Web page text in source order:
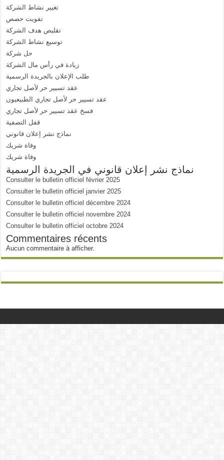
تغيير نشاط الشركة
تفويت حصص
تقليص هدف الشركة
توسيع نشاط الشركة
حل شركة
زيادة في رأس مال الشركة
طلب الإعلان بالجريدة الرسمية
عقد تسيير حر لأصل تجاري
عقد تسيير حر لأصل تجاري الطبيعيون
فسخ عقد تسيير حر لأصل تجاري
قفل التصفية
نماذج نشر إعلان قانوني
وفاة شريك
وفاة شريك
نماذج نشر إعلان قانوني في الجريدة الرسمية
Consulter le bulletin officiel février 2025
Consulter le bulletin officiel janvier 2025
Consulter le bulletin officiel décembre 2024
Consulter le bulletin officiel novembre 2024
Consulter le bulletin officiel octobre 2024
Commentaires récents
Aucun commentaire à afficher.